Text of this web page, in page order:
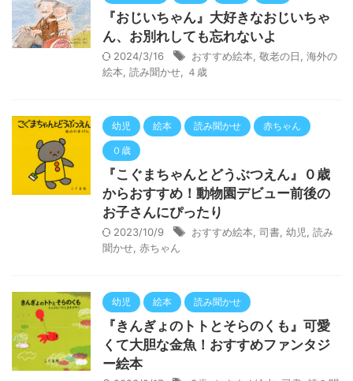
『おじいちゃん』大好きなおじいちゃ
ん、お別れしても忘れないよ
2024/3/16 おすすめ絵本 敬老の日
海外の
絵本 読み聞かせ ４歳
幼児 絵本 読み聞かせ 赤ちゃん
０歳
『こぐまちゃんとどうぶつえん』０歳
からおすすめ！動物園デビュー前後の
お子さんにぴったり
2023/10/9 おすすめ絵本 司書 幼児
読み
聞かせ 赤ちゃん
幼児 絵本 読み聞かせ
『きんぎょのトトとそらのくも』可愛
くて大胆な金魚！おすすめファンタジ
ー絵本